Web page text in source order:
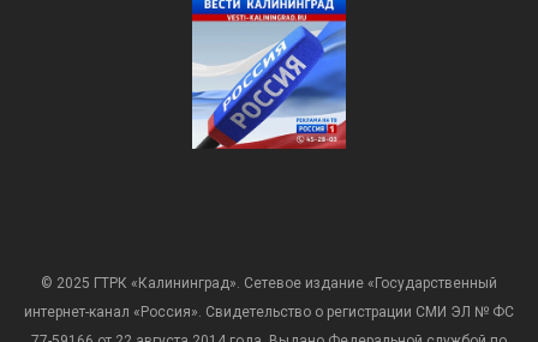
© 2025 ГТРК «Калининград». Сетевое издание «Государственный
интернет-канал «Россия». Свидетельство о регистрации СМИ ЭЛ № ФС